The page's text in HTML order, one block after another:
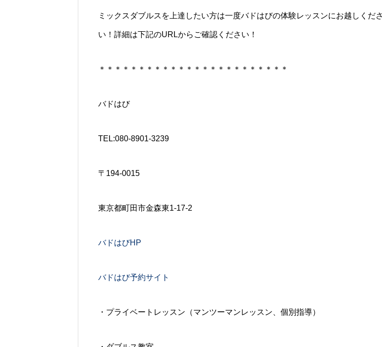
ミックスダブルスを上達したい方は一度バドはびの体験レッスンにお越しくださ
い！詳細は下記のURLからご確認ください！
＊＊＊＊＊＊＊＊＊＊＊＊＊＊＊＊＊＊＊＊＊＊＊＊
バドはび
TEL:080-8901-3239
〒194-0015
東京都町田市金森東1-17-2
バドはびHP
バドはび予約サイト
・プライベートレッスン（マンツーマンレッスン、個別指導）